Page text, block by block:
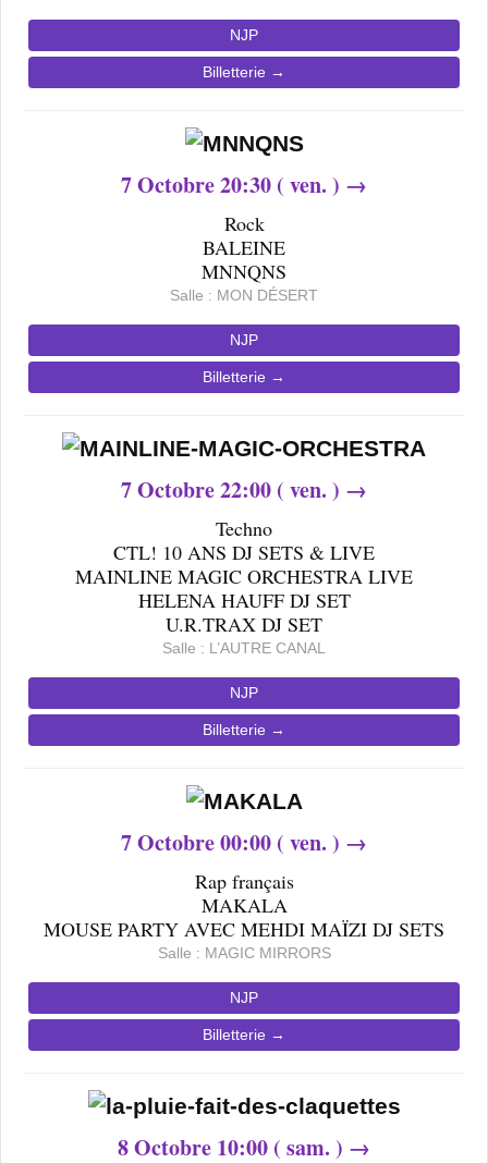
NJP
Billetterie →
7Octobre20:30 ( ven. ) →
Rock
BALEINE
MNNQNS
Salle : MON DÉSERT
NJP
Billetterie →
7Octobre 22:00 ( ven. ) →
Techno
CTL! 10 ANS DJ SETS & LIVE
MAINLINE MAGIC ORCHESTRA LIVE
HELENA HAUFF DJ SET
U.R.TRAX DJ SET
Salle : L’AUTRE CANAL
NJP
Billetterie →
7Octobre 00:00 ( ven. ) →
Rap français
MAKALA
MOUSE PARTY AVEC MEHDI MAÏZI DJ SETS
Salle : MAGIC MIRRORS
NJP
Billetterie →
8Octobre 10:00 ( sam. ) →